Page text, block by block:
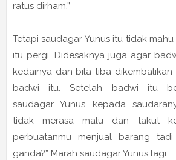
ratus dirham.”
Tetapi saudagar Yunus itu tidak
itu pergi. Didesaknya juga agar
kedainya dan bila tiba
badwi itu. Setelah badwi itu
saudagar Yunus kepada
tidak merasa malu dan takut
perbuatanmu menjual barang
ganda?” Marah saudagar Yunus lagi.